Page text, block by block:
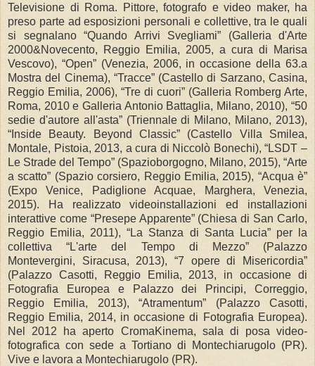
Televisione di Roma. Pittore, fotografo e video maker, ha
preso parte ad esposizioni personali e collettive, tra le quali
si segnalano “Quando Arrivi Svegliami” (Galleria d'Arte
2000&Novecento, Reggio Emilia, 2005, a cura di Marisa
Vescovo), “Open” (Venezia, 2006, in occasione della 63.a
Mostra del Cinema), “Tracce” (Castello di Sarzano, Casina,
Reggio Emilia, 2006), “Tre di cuori” (Galleria Romberg Arte,
Roma, 2010 e Galleria Antonio Battaglia, Milano, 2010), “50
sedie d'autore all'asta” (Triennale di Milano, Milano, 2013),
“Inside Beauty. Beyond Classic” (Castello Villa Smilea,
Montale, Pistoia, 2013, a cura di Niccolò Bonechi), “LSDT –
Le Strade del Tempo” (Spazioborgogno, Milano, 2015), “Arte
a scatto” (Spazio corsiero, Reggio Emilia, 2015), “Acqua è”
(Expo Venice, Padiglione Acquae, Marghera, Venezia,
2015). Ha realizzato videoinstallazioni ed installazioni
interattive come “Presepe Apparente” (Chiesa di San Carlo,
Reggio Emilia, 2011), “La Stanza di Santa Lucia” per la
collettiva “L'arte del Tempo di Mezzo” (Palazzo
Montevergini, Siracusa, 2013), “7 opere di Misericordia”
(Palazzo Casotti, Reggio Emilia, 2013, in occasione di
Fotografia Europea e Palazzo dei Principi, Correggio,
Reggio Emilia, 2013), “Atramentum” (Palazzo Casotti,
Reggio Emilia, 2014, in occasione di Fotografia Europea).
Nel 2012 ha aperto CromaKinema, sala di posa video-
fotografica con sede a Tortiano di Montechiarugolo (PR).
Vive e lavora a Montechiarugolo (PR).